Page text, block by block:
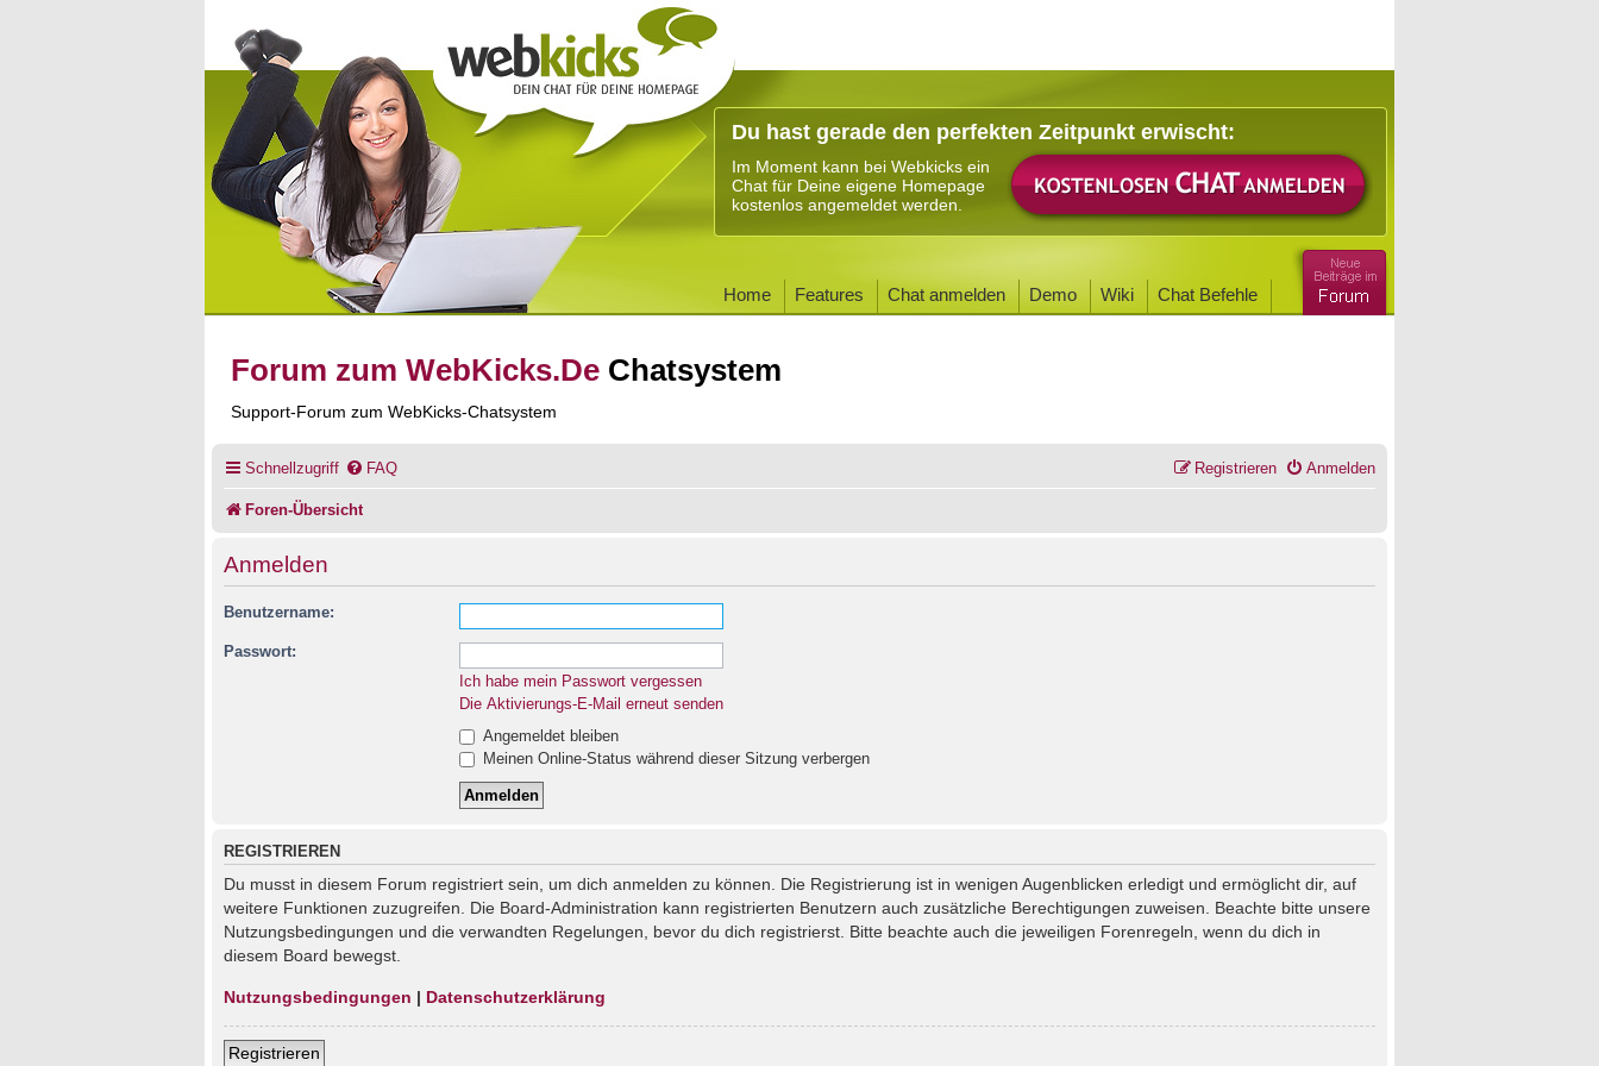
Du hast gerade den perfekten Zeitpunkt erwischt:
Im Moment kann bei Webkicks ein
Chat für Deine eigene Homepage
kostenlos angemeldet werden.
Home Features Chat anmelden Demo Wiki Chat Befehle
Forum zum WebKicks.De Chatsystem
Support-Forum zum WebKicks-Chatsystem
Schnellzugriff FAQ Anmelden
Registrieren
Foren-Übersicht
Anmelden
Benutzername:
Passwort:
Ich habe mein Passwort vergessen
Die Aktivierungs-E-Mail erneut senden
Angemeldet bleiben
Meinen Online-Status während dieser Sitzung verbergen
REGISTRIEREN
Du musst in diesem Forum registriert sein, um dich anmelden zu können. Die Registrierung ist in wenigen Augenblicken erledigt und ermöglicht dir, auf
weitere Funktionen zuzugreifen. Die Board-Administration kann registrierten Benutzern auch zusätzliche Berechtigungen zuweisen. Beachte bitte unsere
Nutzungsbedingungen und die verwandten Regelungen, bevor du dich registrierst. Bitte beachte auch die jeweiligen Forenregeln, wenn du dich in
diesem Board bewegst.
Nutzungsbedingungen | Datenschutzerklärung
Registrieren